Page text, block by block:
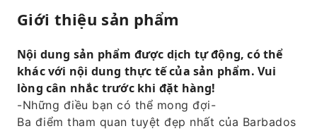
Giới thiệu sản phẩm
Nội dung sản phẩm được dịch tự động, có thể
khác với nội dung thực tế của sản phẩm. Vui
lòng cân nhắc trước khi đặt hàng!
-Những điều bạn có thể mong đợi-
Ba điểm tham quan tuyệt đẹp nhất của Barbados